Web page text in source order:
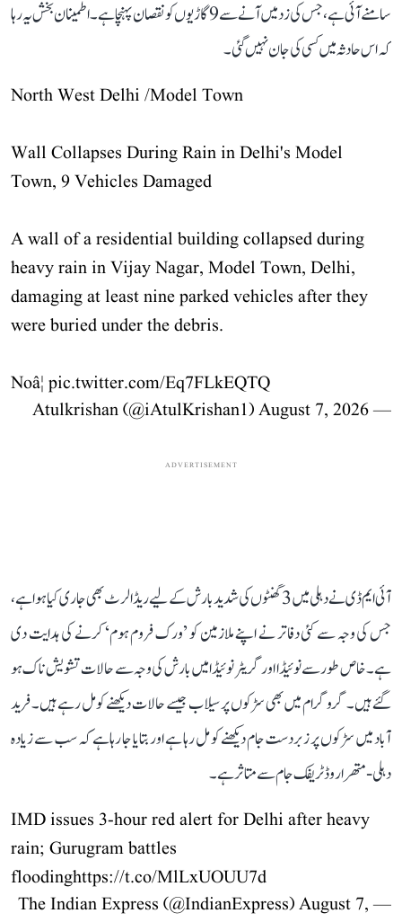
سامنے آئی ہے، جس کی زد میں آنے سے 9 گاڑیوں کو نقصان پہنچا ہے۔ اطمینان بخش یہ رہا
کہ اس حادثہ میں کسی کی جان نہیں گئی۔
North West Delhi /Model Town
Wall Collapses During Rain in Delhi's Model
Town, 9 Vehicles Damaged
A wall of a residential building collapsed during
heavy rain in Vijay Nagar, Model Town, Delhi,
damaging at least nine parked vehicles after they
were buried under the debris.
Noâ¦ pic.twitter.com/Eq7FLkEQTQ
— Atulkrishan (@iAtulKrishan1)
August 7, 2026
ADVERTISEMENT
آئی ایم ڈی نے دہلی میں 3 گھنٹوں کی شدید بارش کے لیے ریڈ الرٹ بھی جاری کیا ہوا ہے،
جس کی وجہ سے کئی دفاتر نے اپنے ملازمین کو ’ورک فروم ہوم‘ کرنے کی ہدایت دی
ہے۔ خاص طور سے نوئیڈا اور گریٹر نوئیڈا میں بارش کی وجہ سے حالات تشویش ناک ہو
گئے ہیں۔ گروگرام میں بھی سڑکوں پر سیلاب جیسے حالات دیکھنے کو مل رہے ہیں۔ فرید
آباد میں سڑکوں پر زبردست جام دیکھنے کو مل رہا ہے اور بتایا جا رہا ہے کہ سب سے زیادہ
دہلی-متھرا روڈ ٹریفک جام سے متاثر ہے۔
IMD issues 3-hour red alert for Delhi after heavy
rain; Gurugram battles
floodinghttps://t.co/MlLxUOUU7d
— The Indian Express (@IndianExpress)
August 7,